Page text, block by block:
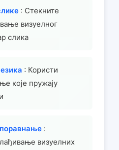
: Стекните
визуелног
слика
: Користи
које пружају
:
визуелних